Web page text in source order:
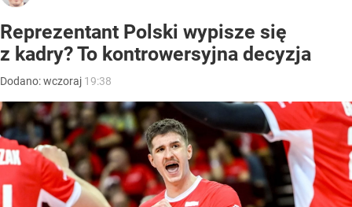
Reprezentant Polski wypisze się
z kadry? To kontrowersyjna decyzja
Dodano:wczoraj 19:38